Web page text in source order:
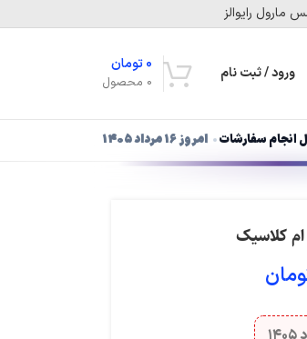
مارول رایوالز
ورود / ثبت نام 0 محصول
0تومان
انجام سفارشات
امروز ۱۶ مرداد ۱۴۰۵